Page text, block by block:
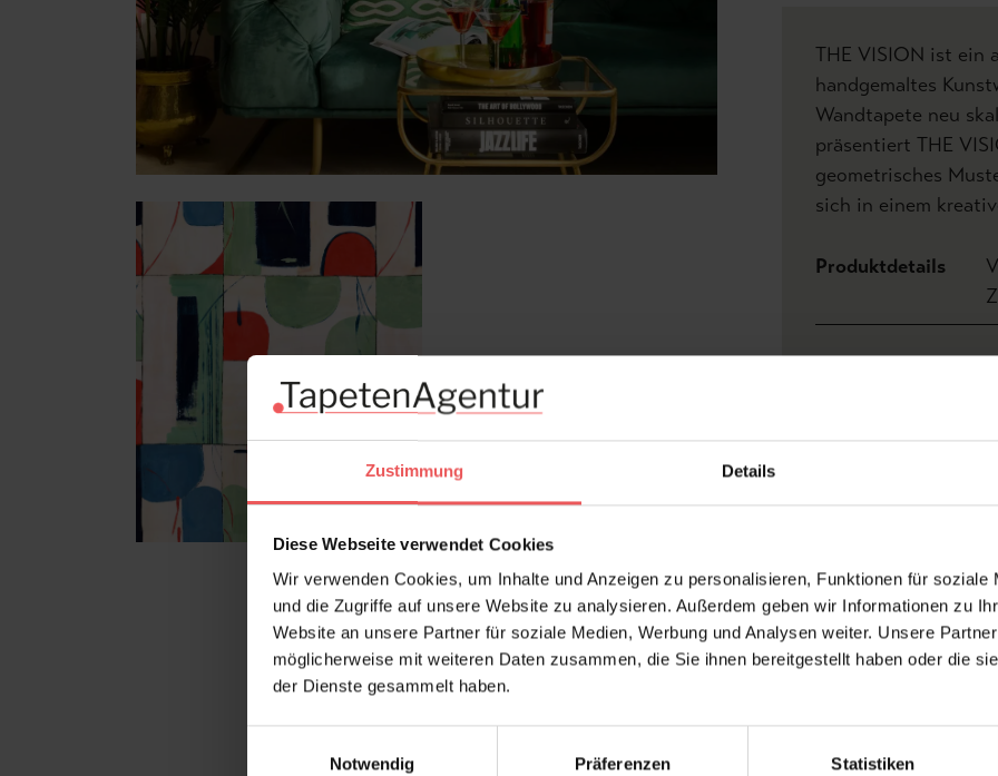
Zustimmung Details
Diese Webseite verwendet Cookies
Wir verwenden Cookies, um Inhalte und Anzeigen zu personalisieren, Funktionen für soziale
und die Zugriffe auf unsere Website zu analysieren. Außerdem geben wir Informationen zu
Website an unsere Partner für soziale Medien, Werbung und Analysen weiter. Unsere
möglicherweise mit weiteren Daten zusammen, die Sie ihnen bereitgestellt haben oder die
der Dienste gesammelt haben.
Notwendig
Präferenzen Statistiken
THE VISION ist ein
handgemaltes
Wandtapete neu
präsentiert THE
geometrisches
sich in einem
Produktdetails
Bemerkenswert:
Kleber:
Kollektion:
Konfektionierung:
Wohnwelten:
Flur